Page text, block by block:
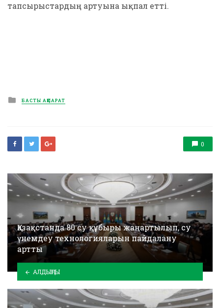
тапсырыстардың артуына ықпал етті.
Posted
in
БАСТЫ АҚПАРАТ
0
Қазақстанда 80 су құбыры жаңартылып, су
үнемдеу технологияларын пайдалану
артты
АЛДЫҢҒЫ